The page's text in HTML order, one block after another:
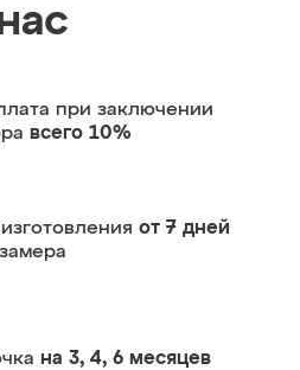
при заключении
всего 10%
от 7 дней
на 3, 4, 6 месяцев